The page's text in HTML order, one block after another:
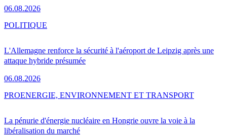
06.08.2026
L'Allemagne renforce la sécurité à l'aéroport de Leipzig après une
attaque hybride présumée
06.08.2026
POLITIQUE
La pénurie d'énergie nucléaire en Hongrie ouvre la voie à la
libéralisation du marché
PROENERGIE, ENVIRONNEMENT ET TRANSPORT